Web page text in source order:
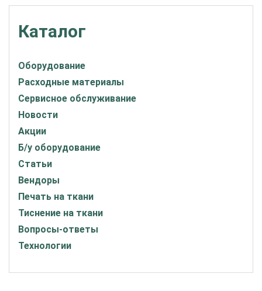
Каталог
Оборудование
Расходные материалы
Сервисное обслуживание
Новости
Акции
Б/у оборудование
Статьи
Вендоры
Печать на ткани
Тиснение на ткани
Вопросы-ответы
Технологии